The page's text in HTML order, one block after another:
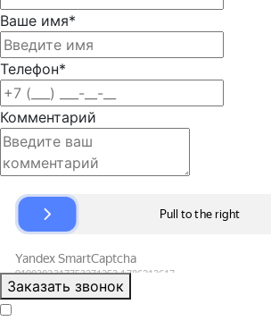
Ваше имя*
Телефон*
Комментарий
Заказать звонок